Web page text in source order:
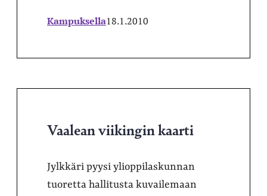
Kampuksella18.1.2010
Vaalean viikingin kaarti
Jylkkäri pyysi ylioppilaskunnan
tuoretta hallitusta kuvailemaan